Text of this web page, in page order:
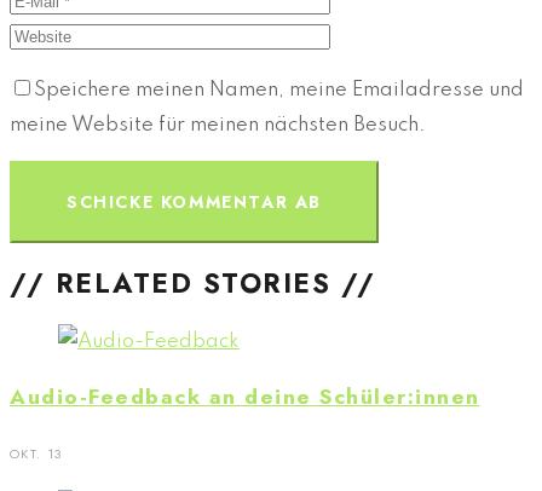
Speichere meinen Namen, meine Emailadresse und
meine Website für meinen nächsten Besuch.
// RELATED STORIES //
Audio-Feedback an deine Schüler:innen
OKT. 13